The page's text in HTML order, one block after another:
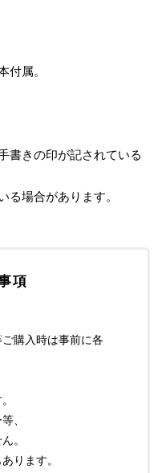
付属。
書きの印が記されている
る場合があります。
項
購入時は事前に各
、
。
ります。